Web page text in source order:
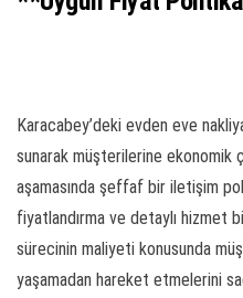
Karacabey’deki evden eve
sunarak müşterilerine ekonomik
aşamasında şeffaf bir iletişim
fiyatlandırma ve detaylı hizmet
sürecinin maliyeti konusunda
yaşamadan hareket etmelerini